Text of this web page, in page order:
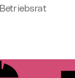
Betriebsrat